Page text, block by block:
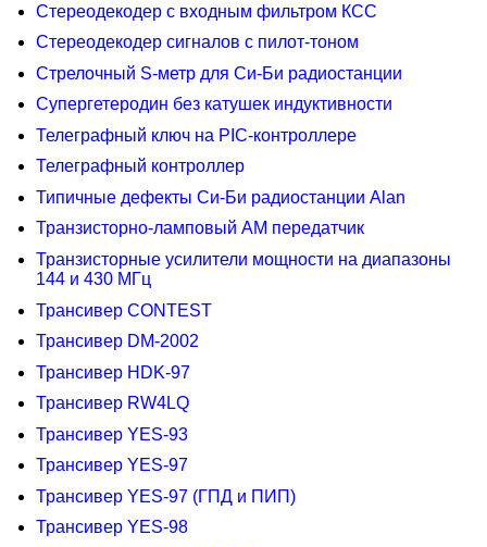
Стереодекодер с входным фильтром КСС
Стереодекодер сигналов с пилот-тоном
Стрелочный S-метр для Си-Би радиостанции
Супергетеродин без катушек индуктивности
Телеграфный ключ на PIC-контроллере
Телеграфный контроллер
Типичные дефекты Си-Би радиостанции Alan
Транзисторно-ламповый AM передатчик
Транзисторные усилители мощности на диапазоны
144 и 430 МГц
Трансивер CONTEST
Трансивер DM-2002
Трансивер HDK-97
Трансивер RW4LQ
Трансивер YES-93
Трансивер YES-97
Трансивер YES-97 (ГПД и ПИП)
Трансивер YES-98